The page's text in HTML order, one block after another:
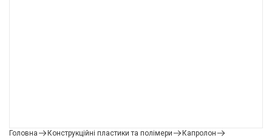
Головна Конструкційні пластики та полімери
Капролон